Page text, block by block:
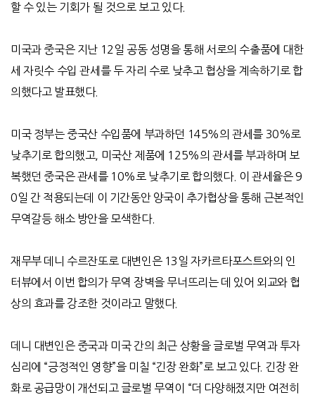
할 수 있는 기회가 될 것으로 보고 있다.
미국과 중국은 지난 12일 공동 성명을 통해 서로의 수출품에 대한
세 자릿수 수입 관세를 두 자리 수로 낮추고 협상을 계속하기로 합
의했다고 발표했다.
미국 정부는 중국산 수입품에 부과하던 145%의 관세를 30%로
낮추기로 합의했고
미국산 제품에 125%의 관세를 부과하며 보
복했던 중국은 관세를10% 로 낮추기로 합의했다. 이 관세율은9
0일 간 적용되는데 이 기간동안 양국이 추가협상을 통해 근본적인
무역갈등 해소 방안을 모색한다.
재무부 데니 수르잔또로 대변인은13일 자카르타포스트와의 인
터뷰에서 이번 합의가 무역 장벽을 무너뜨리는 데 있어 외교와 협
상의 효과를 강조한 것이라고 말했다.
데니 대변인은 중국과 미국 간의 최근 상황을 글로벌 무역과 투자
심리에 “긍정적인 영향”을 미칠 “긴장 완화”로 보고 있다. 긴장 완
화로 공급망이 개선되고 글로벌 무역이
“더 다양해졌지만 여전히